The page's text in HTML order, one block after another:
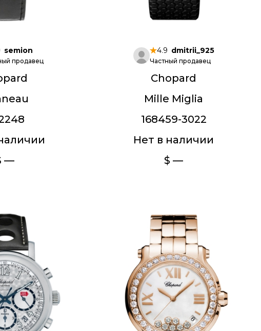
semion
продавец
—
4.9 dmitrii_925
Частный продавец
Chopard
Mille Miglia
168459-3022
Нет в наличии
$ —